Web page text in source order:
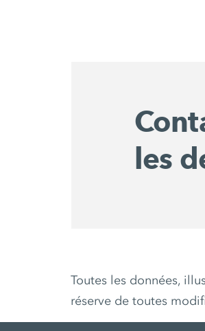
les
Toutes les données,
réserve de toutes